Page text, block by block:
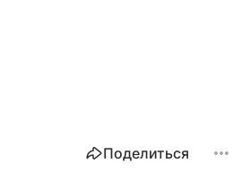
Поделиться